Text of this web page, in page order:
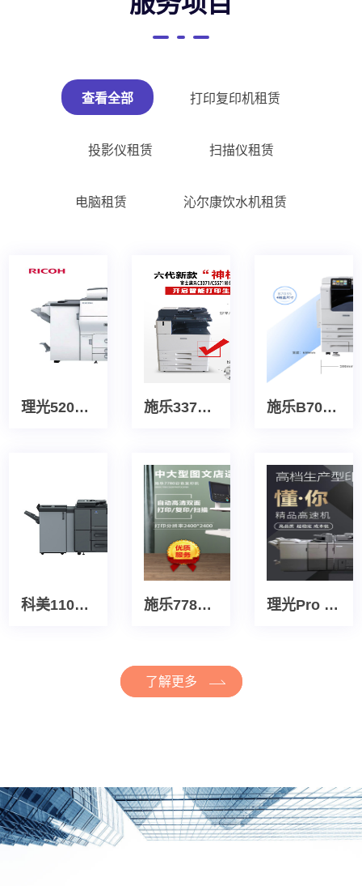
查看全部 打印复印机租赁
投影仪租赁 扫描仪租赁
电脑租赁 沁尔康饮水机租赁
理光5200生产型打印机 施乐3371/5571彩色高速打印机/复印机，多张复印/多张扫描，办公速度快 施乐B7035多功能黑白激光打印机，复印机 办公成本省省省
科美1100黑白数字生产型打印机 施乐7785彩色多功能一体机 理光Pro C7100/7110S生产型一体机
了解更多